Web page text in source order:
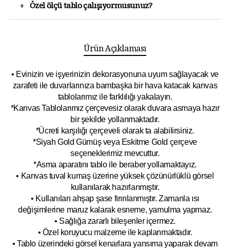
+ Özel ölçü tablo çalışıyormusunuz?
Ürün Açıklaması
• Evinizin ve işyerinizin dekorasyonuna uyum sağlayacak ve
zarafeti ile duvarlarınıza bambaşka bir hava katacak kanvas
tablolarımız ile farklılığı yakalayın.
*Kanvas Tablolarımız çerçevesiz olarak duvara asmaya hazır
bir şekilde yollanmaktadır.
*Ücreti karşılığı çerçeveli olarak ta alabilirsiniz.
*Siyah Gold Gümüş veya Eskitme Gold çerçeve
seçeneklerimiz mevcuttur.
*Asma aparatını tablo ile beraber yollamaktayız.
• Kanvas tuval kumaş üzerine yüksek çözünürlüklü görsel
kullanılarak hazırlanmıştır.
• Kullanılan ahşap şase fırınlanmıştır. Zamanla ısı
değişimlerine maruz kalarak esneme, yamulma yapmaz.
• Sağlığa zararlı bileşenler içermez.
• Özel koruyucu malzeme ile kaplanmaktadır.
• Tablo üzerindeki görsel kenarlara yansıma yaparak devam